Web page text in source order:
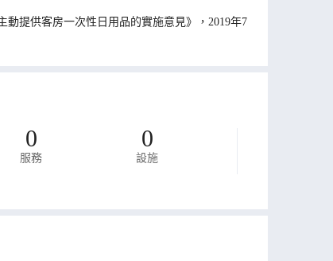
提供客房一次性日用品的實施意見》，2019年7
0
服務
0
設施